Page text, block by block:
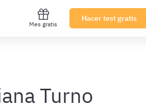
Mes gratis
Hacer test gratis
Turno